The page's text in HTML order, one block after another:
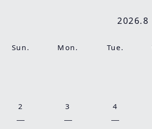
2026.8
Sun. Mon. Tue.
2 3 4